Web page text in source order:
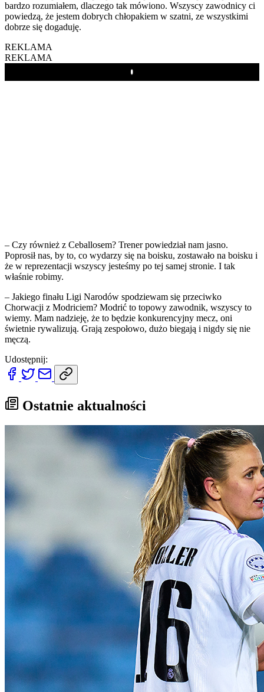
bardzo rozumiałem, dlaczego tak mówiono. Wszyscy zawodnicy ci
powiedzą, że jestem dobrych chłopakiem w szatni, ze wszystkimi
dobrze się dogaduję.
REKLAMA
REKLAMA
Play
– Czy również z Ceballosem? Trener powiedział nam jasno.
Poprosił nas, by to, co wydarzy się na boisku, zostawało na boisku i
że w reprezentacji wszyscy jesteśmy po tej samej stronie. I tak
właśnie robimy.
– Jakiego finału Ligi Narodów spodziewam się przeciwko
Chorwacji z Modriciem? Modrić to topowy zawodnik, wszyscy to
wiemy. Mam nadzieję, że to będzie konkurencyjny mecz, oni
świetnie rywalizują. Grają zespołowo, dużo biegają i nigdy się nie
męczą.
Udostępnij:
Ostatnie aktualności